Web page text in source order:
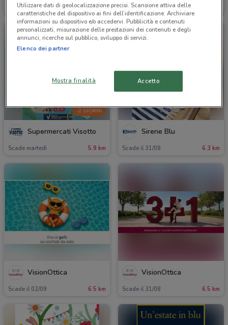
Scade il 31/08 2.5 km Scade il 31/08
-2 GIORNI
Supermercati Visotto
Scade martedì 5.9 km
Sirene Blu
Scade il 31/08 6.3 km
VisionOttica
Scade il 02/09 6.5 km
VisionOttica
Scade il 31/08 6.5 km
Utilizzare dati di geolocalizzazione precisi. Scansione attiva delle
caratteristiche del dispositivo ai fini dell’identificazione. Archiviare
informazioni su dispositivo e/o accedervi. Pubblicità e contenuti
personalizzati, misurazione delle prestazioni dei contenuti e degli
annunci, ricerche sul pubblico, sviluppo di servizi.
Elenco dei partner
Mostra finalità Accetto